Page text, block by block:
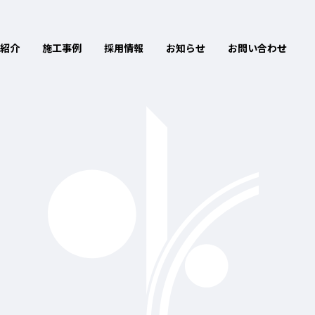
介 施工事例 採用情報 お知らせ お問い合わせ